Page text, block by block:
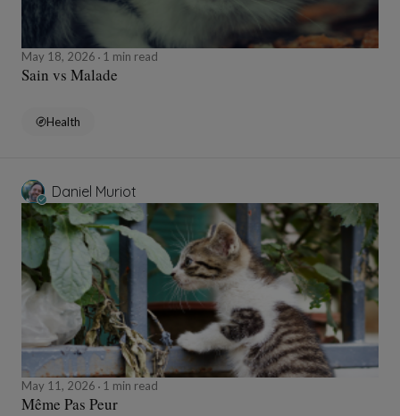
May 18, 2026 1 min read
Sain vs Malade
Health
Daniel Muriot
May 11, 2026 1 min read
Même Pas Peur